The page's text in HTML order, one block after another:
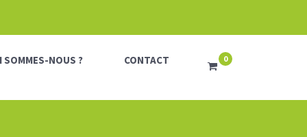
SOMMES-NOUS ? CONTACT 0